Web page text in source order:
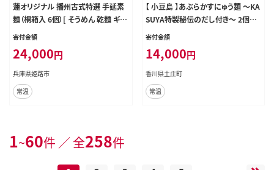
蓮オリジナル 播州古式特選 手延素
麺（桐箱入 6個）[ そうめん 乾麺 ギフ
ト 贈答 兵庫県 姫路市 ]
寄付金額
24,000円
兵庫県姫路市
常温
【 小豆島 】あぶらかすにゅう麺 ～KA
SUYA特製秘伝のだし付き～ 2個セ
ット そうめん にゅうめん 小豆島 手
寄付金額
14,000円
香川県土庄町
常温
1~60件 ／ 全258件